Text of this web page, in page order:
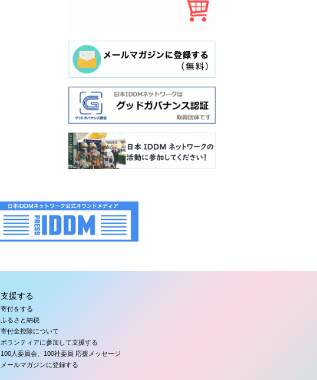
支援する
寄付をする
ふるさと納税
寄付金控除について
ボランティアに参加して支援する
100人委員会、100社委員 応援メッセージ
メールマガジンに登録する